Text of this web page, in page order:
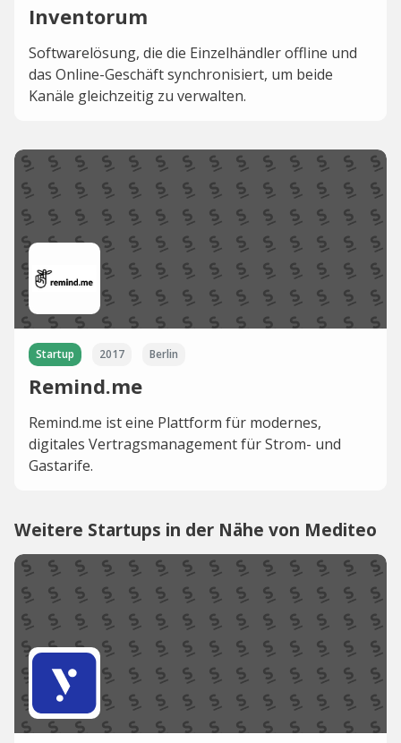
Inventorum
Softwarelösung, die die Einzelhändler offline und
das Online-Geschäft synchronisiert, um beide
Kanäle gleichzeitig zu verwalten.
Startup 2017 Berlin
Remind.me
Remind.me ist eine Plattform für modernes,
digitales Vertragsmanagement für Strom- und
Gastarife.
Weitere Startups in der Nähe von Mediteo